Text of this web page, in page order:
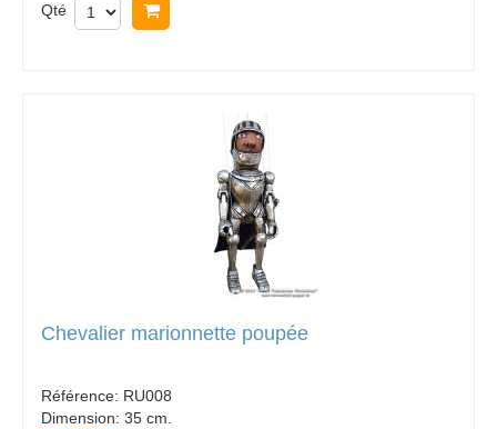
Qté
Chevalier marionnette poupée
Référence: RU008
Dimension: 35 cm.